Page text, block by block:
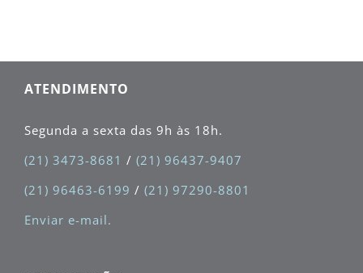
ATENDIMENTO
Segunda a sexta das 9h às 18h.
(21) 3473-8681 / (21) 96437-9407
(21) 96463-6199 / (21) 97290-8801
Enviar e-mail.